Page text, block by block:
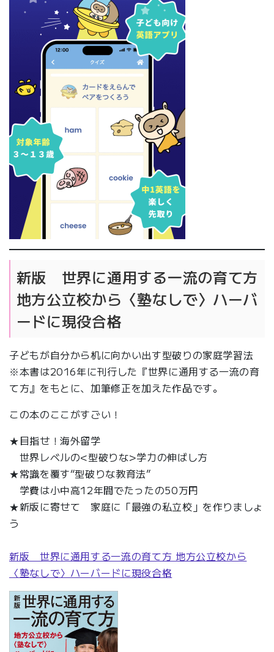
新版 世界に通用する一流の育て方
地方公立校から〈塾なしで〉ハーバ
ードに現役合格
子どもが自分から机に向かい出す型破りの家庭学習法
※本書は2016年に刊行した『世界に通用する一流の育
て方』をもとに、加筆修正を加えた作品です。
この本のここがすごい！
★目指せ！海外留学
世界レベルの<型破りな>学力の伸ばし方
★常識を覆す“型破りな教育法”
学費は小中高12年間でたったの50万円
★新版に寄せて 家庭に「最強の私立校」を作りましょ
う
新版 世界に通用する一流の育て方 地方公立校から
〈塾なしで〉ハーバードに現役合格